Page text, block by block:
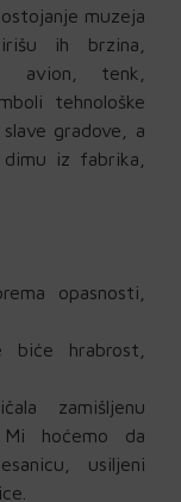
muzeja
ih brzina,
avion, tenk,
tehnološke
gradove, a
iz fabrika,
opasnosti,
biće hrabrost,
zamišljenu
hoćemo da
usiljeni